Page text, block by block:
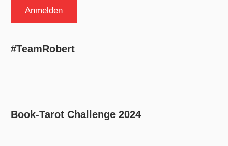
#TeamRobert
Book-Tarot Challenge 2024